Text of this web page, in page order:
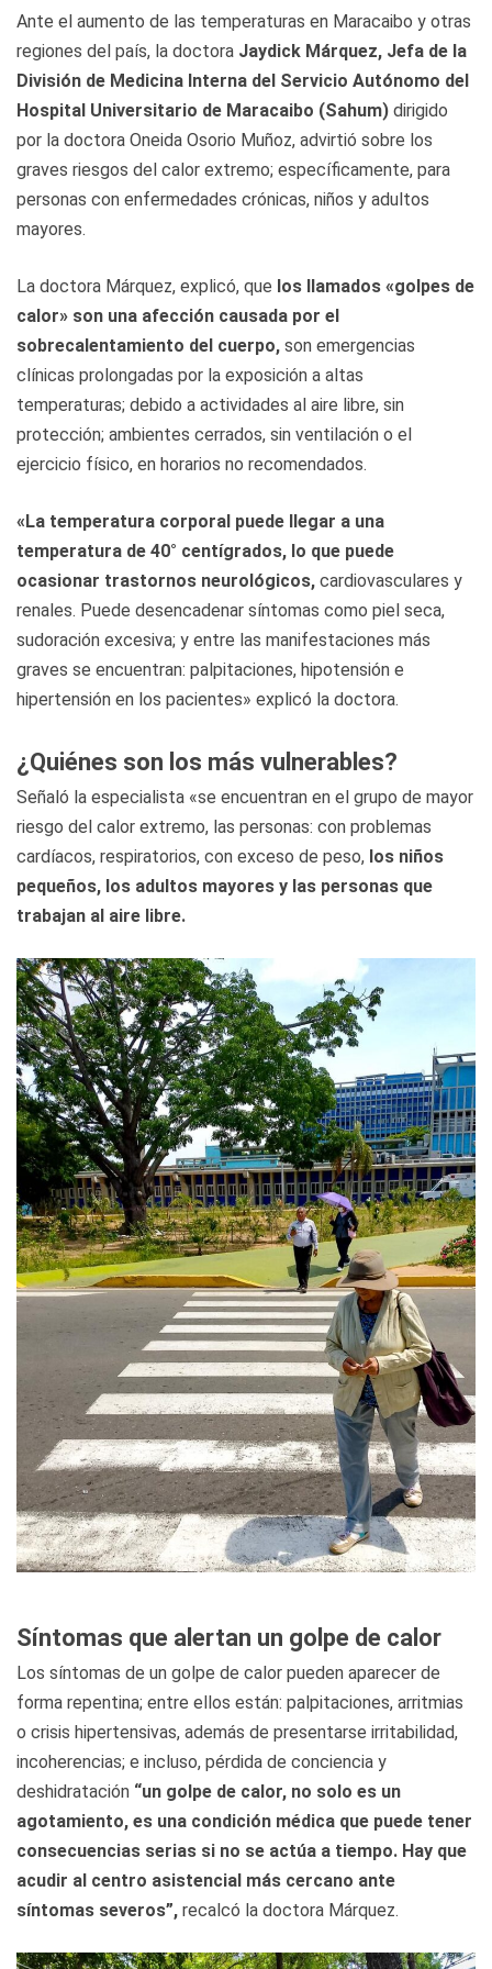
Ante el aumento de las temperaturas en Maracaibo y otras
regiones del país, la doctora Jaydick Márquez, Jefa de la
División de Medicina Interna del Servicio Autónomo del
Hospital Universitario de Maracaibo (Sahum) dirigido
por la doctora Oneida Osorio Muñoz, advirtió sobre los
graves riesgos del calor extremo; específicamente, para
personas con enfermedades crónicas, niños y adultos
mayores.
La doctora Márquez, explicó, que los llamados «golpes de
calor» son una afección causada por el
sobrecalentamiento del cuerpo, son emergencias
clínicas prolongadas por la exposición a altas
temperaturas; debido a actividades al aire libre, sin
protección; ambientes cerrados, sin ventilación o el
ejercicio físico, en horarios no recomendados.
«La temperatura corporal puede llegar a una
temperatura de 40° centígrados, lo que puede
ocasionar trastornos neurológicos, cardiovasculares y
renales. Puede desencadenar síntomas como piel seca,
sudoración excesiva; y entre las manifestaciones más
graves se encuentran: palpitaciones, hipotensión e
hipertensión en los pacientes» explicó la doctora.
¿Quiénes son los más vulnerables?
Señaló la especialista «se encuentran en el grupo de mayor
riesgo del calor extremo, las personas: con problemas
cardíacos, respiratorios, con exceso de peso, los niños
pequeños, los adultos mayores y las personas que
trabajan al aire libre.
Síntomas que alertan un golpe de calor
Los síntomas de un golpe de calor pueden aparecer de
forma repentina; entre ellos están: palpitaciones, arritmias
o crisis hipertensivas, además de presentarse irritabilidad,
incoherencias; e incluso, pérdida de conciencia y
deshidratación “un golpe de calor, no solo es un
agotamiento, es una condición médica que puede tener
consecuencias serias si no se actúa a tiempo. Hay que
acudir al centro asistencial más cercano ante
síntomas severos”, recalcó la doctora Márquez.